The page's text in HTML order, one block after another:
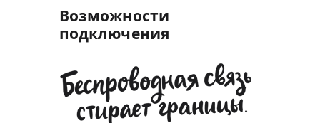
Возможности
подключения